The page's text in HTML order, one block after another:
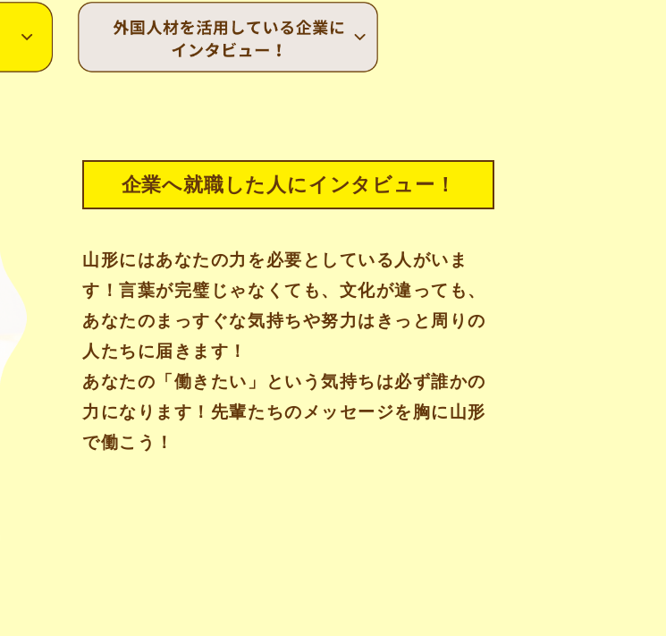
企業へ就職した人にインタビュー！
山形にはあなたの力を必要としている人がいま
す！言葉が完璧じゃなくても、文化が違っても、
あなたのまっすぐな気持ちや努力はきっと周りの
人たちに届きます！
あなたの「働きたい」という気持ちは必ず誰かの
力になります！先輩たちのメッセージを胸に山形
で働こう！